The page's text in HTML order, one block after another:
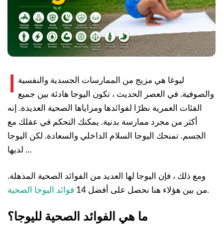
ليوغا هي مزيج من الممارسات الجسدية والنفسية
والصوفية. في العصر الحديث ، تكون اليوجا هادئة بين جميع
الفئات العمرية نظرًا لفوائدها ومزاياها الصحية العديدة. إنه
أكثر من مجرد ممارسة بدنية. يمكنك التحكم في عقلك مع
الجسم. تمنحك اليوجا السلام الداخلي والسعادة. لكن اليوجا
لديها …
ومع ذلك ، فإن اليوجا لها العديد من الفوائد الصحية المذهلة.
من بين هؤلاء هنا نحصل على أفضل 14
فوائد اليوجا الصحية .
ما هي الفوائد الصحية لليوجا؟